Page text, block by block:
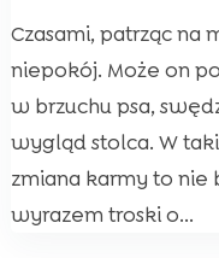
Czasami, patrząc na
niepokój. Może on
w brzuchu psa,
wygląd stolca. W
zmiana karmy to nie
wyrazem troski o...